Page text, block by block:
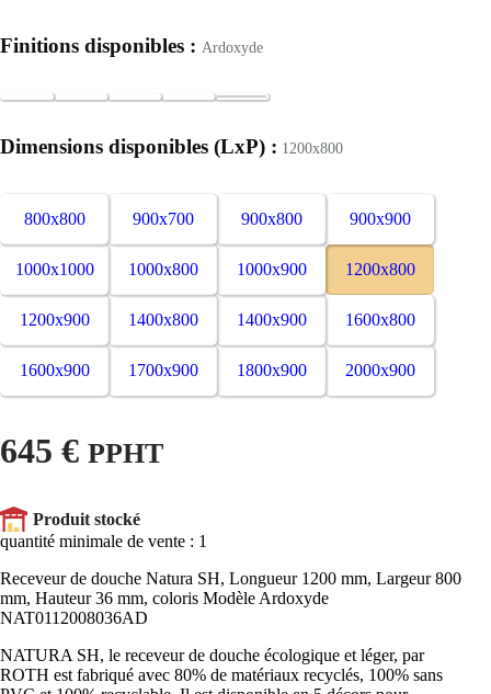
Receveur de douche Natura SH, Longueur 1200 mm, Largeur 800
mm, Hauteur 36 mm, coloris Modèle Ardoxyde
NAT0112008036AD
NATURA SH, le receveur de douche écologique et léger, par
ROTH est fabriqué avec 80% de matériaux recyclés, 100% sans
Finitions disponibles : Ardoxyde
Dimensions disponibles (LxP) : 1200x800
800x800 900x700 900x800 900x900
1000x1000 1000x800 1000x900 1200x800
1200x900 1400x800 1400x900 1600x800
1600x900 1700x900 1800x900 2000x900
645 € PPHT
Produit stocké
quantité minimale de vente : 1